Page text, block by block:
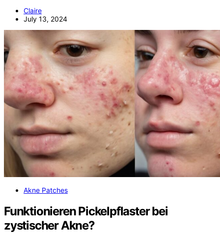
Claire
July 13, 2024
Akne Patches
Funktionieren Pickelpflaster bei
zystischer Akne?